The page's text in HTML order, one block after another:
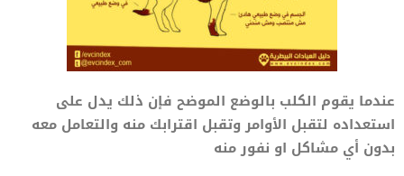
عندما يقوم الكلب بالوضع الموضح فإن ذلك يدل على
استعداده لتقبل الأوامر وتقبل اقترابك منه والتعامل معه
بدون أي مشاكل او نفور منه